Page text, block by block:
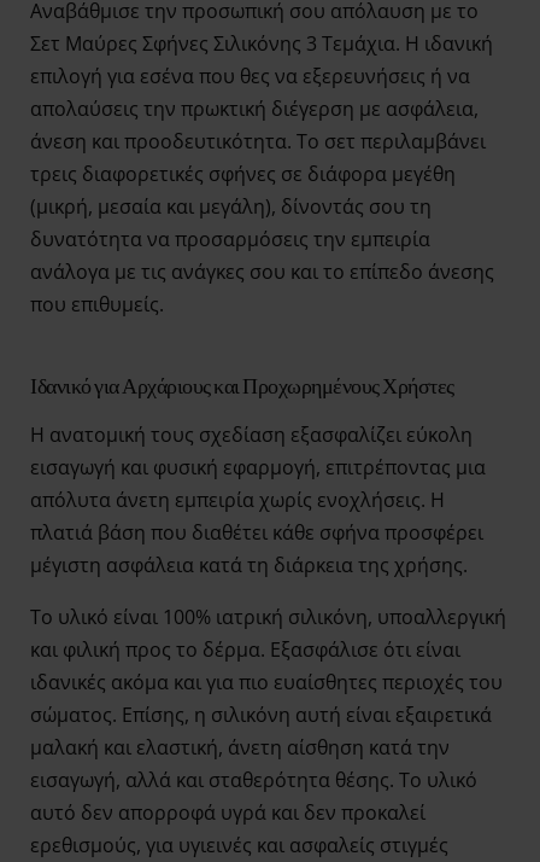
Αναβάθμισε την προσωπική σου απόλαυση με το
Σετ Μαύρες Σφήνες Σιλικόνης 3 Τεμάχια. Η ιδανική
επιλογή για εσένα που θες να εξερευνήσεις ή να
απολαύσεις την πρωκτική διέγερση με ασφάλεια,
άνεση και προοδευτικότητα. Το σετ περιλαμβάνει
τρεις διαφορετικές σφήνες σε διάφορα μεγέθη
(μικρή, μεσαία και μεγάλη), δίνοντάς σου τη
δυνατότητα να προσαρμόσεις την εμπειρία
ανάλογα με τις ανάγκες σου και το επίπεδο άνεσης
που επιθυμείς.
Ιδανικό για Αρχάριους και Προχωρημένους Χρήστες
Η ανατομική τους σχεδίαση εξασφαλίζει εύκολη
εισαγωγή και φυσική εφαρμογή, επιτρέποντας μια
απόλυτα άνετη εμπειρία χωρίς ενοχλήσεις. Η
πλατιά βάση που διαθέτει κάθε σφήνα προσφέρει
μέγιστη ασφάλεια κατά τη διάρκεια της χρήσης.
Το υλικό είναι 100% ιατρική σιλικόνη, υποαλλεργική
και φιλική προς το δέρμα. Εξασφάλισε ότι είναι
ιδανικές ακόμα και για πιο ευαίσθητες περιοχές του
σώματος. Επίσης, η σιλικόνη αυτή είναι εξαιρετικά
μαλακή και ελαστική, άνετη αίσθηση κατά την
εισαγωγή, αλλά και σταθερότητα θέσης. Το υλικό
αυτό δεν απορροφά υγρά και δεν προκαλεί
ερεθισμούς, για υγιεινές και ασφαλείς στιγμές